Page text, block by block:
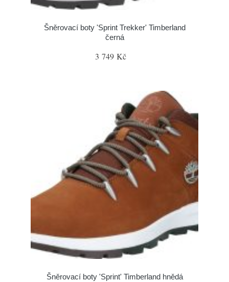
Šněrovací boty 'Sprint Trekker' Timberland
černá
3 749 Kč
Šněrovací boty 'Sprint' Timberland hnědá